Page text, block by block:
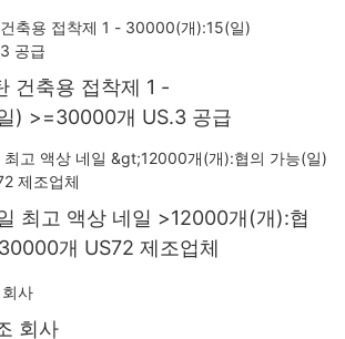
건축용 접착제 1 -
) >=30000개 US.3 공급
최고 액상 네일 >12000개(개):협
개 US72 제조업체
회사